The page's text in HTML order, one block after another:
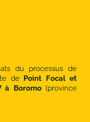
du processus de
de Point Focal et
à Boromo(province